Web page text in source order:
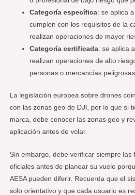
Categoría específica: se aplica
cumplen con los requisitos de la
realizan operaciones de mayor
Categoría certificada: se aplica
realizan operaciones de alto
personas o mercancías
La legislación europea sobre drones
con las zonas geo de DJI, por lo que si
marca, debe conocer las zonas geo y
aplicación antes de volar.
Sin embargo, debe verificar siempre las
oficiales antes de planear su vuelo
AESA pueden diferir. Recuerda que el
solo orientativo y que cada usuario es